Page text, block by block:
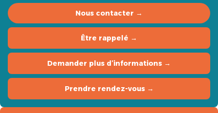
Nous contacter →
Être rappelé →
Demander plus d’informations →
Prendre rendez-vous →